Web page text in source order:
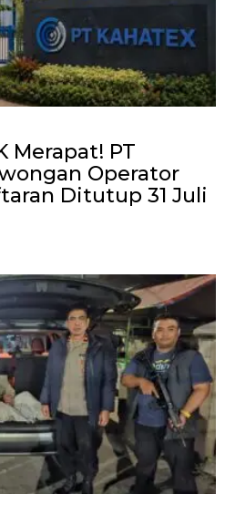
Merapat! PT
Operator
Ditutup 31 Juli